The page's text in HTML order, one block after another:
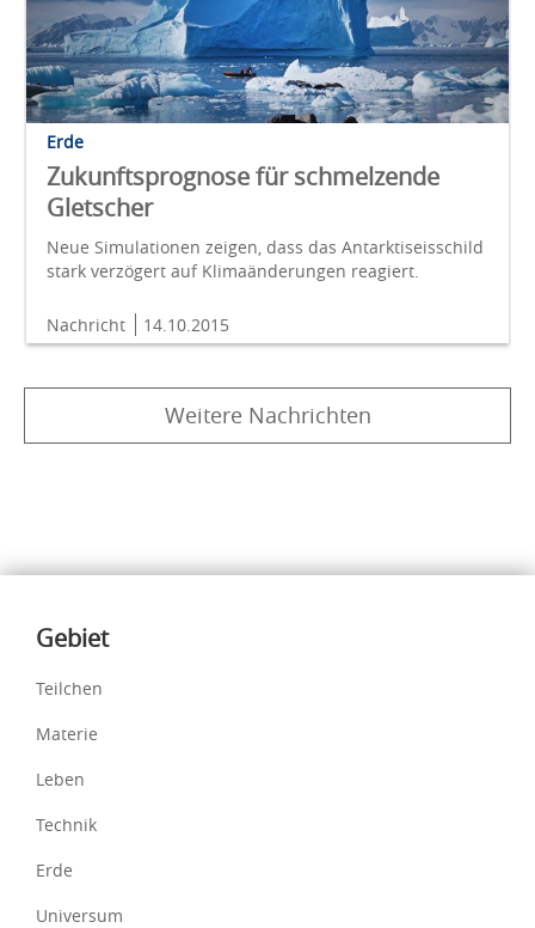
Erde
Zukunftsprognose für schmelzende
Gletscher
Neue Simulationen zeigen, dass das Antarktiseisschild
stark verzögert auf Klimaänderungen reagiert.
Nachricht 14.10.2015
Weitere Nachrichten
Inhalte
Gebiet
Teilchen
Materie
Leben
Technik
Erde
Universum